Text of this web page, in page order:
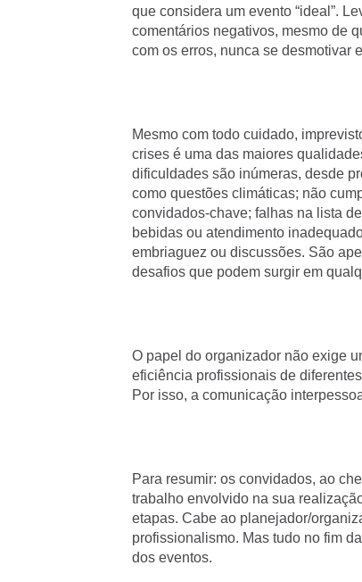
que considera um evento “ideal”.
comentários negativos, mesmo de
com os erros, nunca se desmotivar
Mesmo com todo cuidado,
crises é uma das maiores
dificuldades são inúmeras, desde
como questões climáticas; não
convidados-chave; falhas na lista
bebidas ou atendimento
embriaguez ou discussões. São
desafios que podem surgir em
O papel do organizador não exige
eficiência profissionais de
Por isso, a comunicação
Para resumir: os convidados, ao
trabalho envolvido na sua
etapas. Cabe ao planejador/
profissionalismo. Mas tudo no fim
dos eventos.